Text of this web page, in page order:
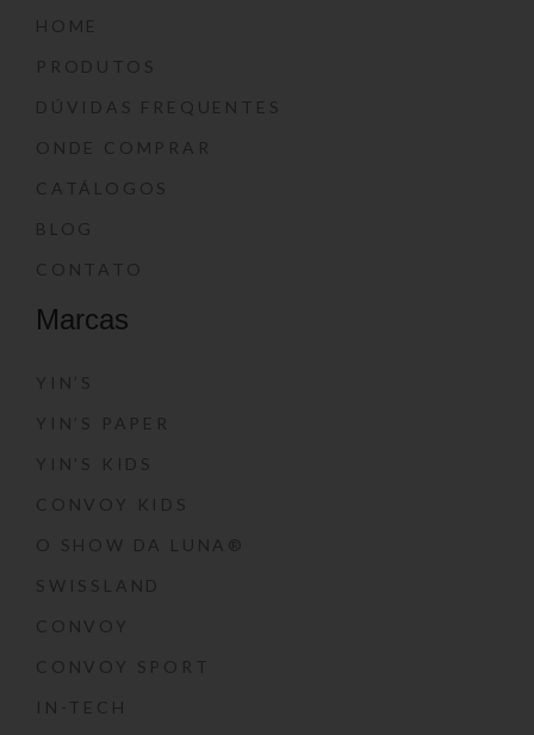
HOME
PRODUTOS
DÚVIDAS FREQUENTES
ONDE COMPRAR
CATÁLOGOS
BLOG
CONTATO
Marcas
YIN’S
YIN’S PAPER
YIN’S KIDS
CONVOY KIDS
O SHOW DA LUNA®
SWISSLAND
CONVOY
CONVOY SPORT
IN-TECH